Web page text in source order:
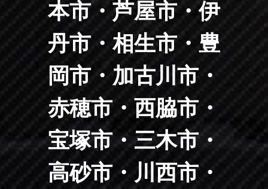
本市・芦屋市・伊
丹市・相生市・豊
岡市・加古川市・
赤穂市・西脇市・
宝塚市・三木市・
高砂市・川西市・